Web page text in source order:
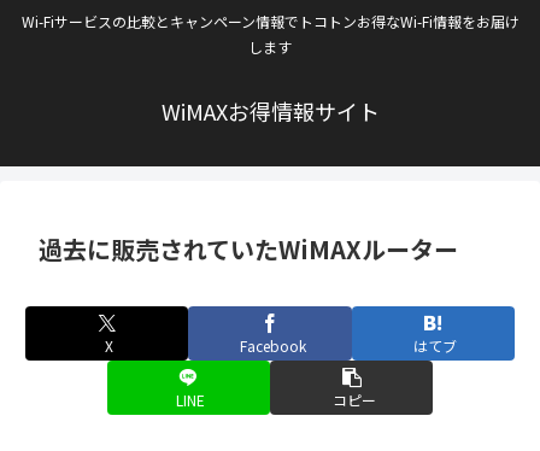
Wi-Fiサービスの比較とキャンペーン情報でトコトンお得なWi-Fi情報をお届け
します
WiMAXお得情報サイト
過去に販売されていたWiMAXルーター
X Facebook はてブ
LINE コピー